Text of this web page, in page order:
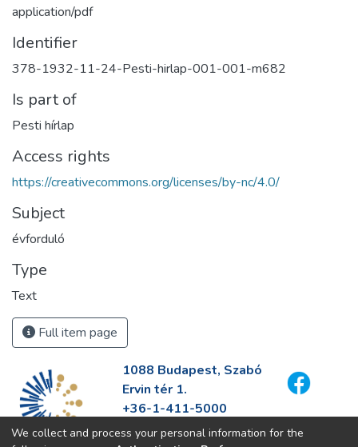
application/pdf
Identifier
378-1932-11-24-Pesti-hirlap-001-001-m682
Is part of
Pesti hírlap
Access rights
https://creativecommons.org/licenses/by-nc/4.0/
Subject
évforduló
Type
Text
Full item page
1088 Budapest, Szabó
Ervin tér 1.
+36-1-411-5000
info@fszek.hu
We collect and process your personal information for the